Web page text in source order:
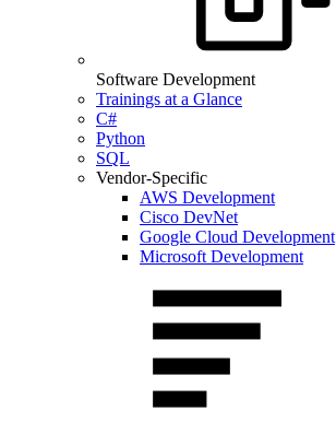
Software Development
Trainings at a Glance
C#
Python
SQL
Vendor-Specific
AWS Development
Cisco DevNet
Google Cloud Development
Microsoft Development